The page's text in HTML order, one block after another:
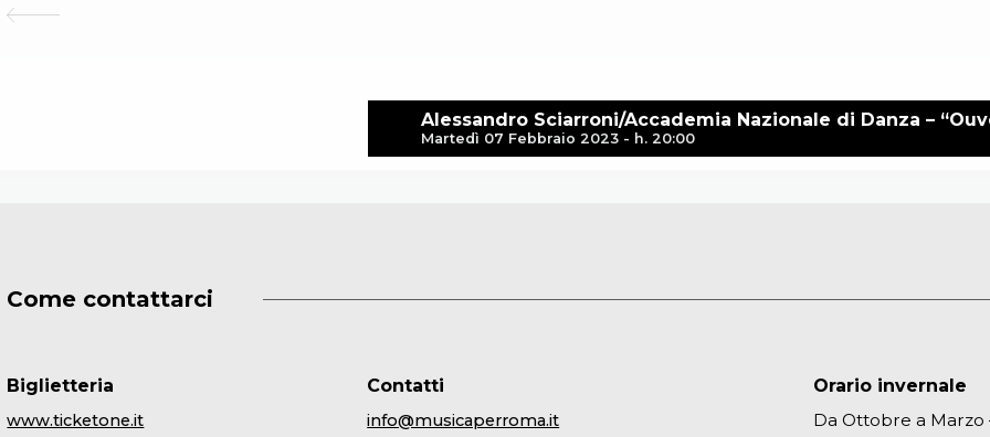
Alessandro Sciarroni/Accademia Nazionale di Danza –
Martedì 07 Febbraio 2023 - h. 20:00
Come contattarci
Biglietteria
www.ticketone.it
Contatti
info@musicaperroma.it
Orario invernale
Da Ottobre a Marzo